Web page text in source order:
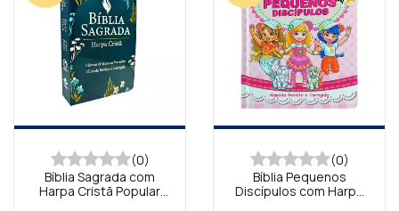
(0)
Bíblia Sagrada com
Harpa Cristã Popular
(0)
Bíblia Pequenos
Discípulos com Harpa